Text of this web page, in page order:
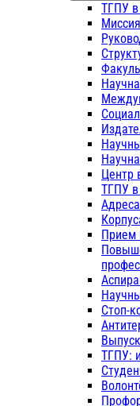
ТГПУ
Центр
ТГПУ в
Прием
Стоп-
ТГПУ: